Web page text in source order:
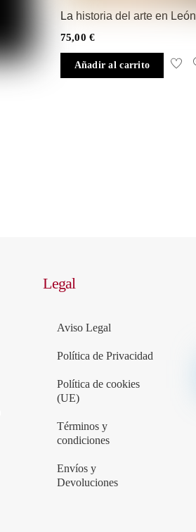
La historia del arte en León
75,00€
Añadir al carrito
Legal
Aviso Legal
Política de Privacidad
Política de cookies
(UE)
Términos y
condiciones
Envíos y
Devoluciones